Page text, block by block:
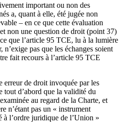
important ou non des
a, quant à elle, été jugée non
– en ce que cette évaluation
non une question de droit (point 37)
que l’article 95 TCE, lu à la lumière
pas que les échanges soient
fait recours à l’article 95 TCE
erreur de droit invoquée par les
tout d’abord que la validité du
au regard de la Charte, et
n’étant pas un « instrument
l’ordre juridique de l’Union »